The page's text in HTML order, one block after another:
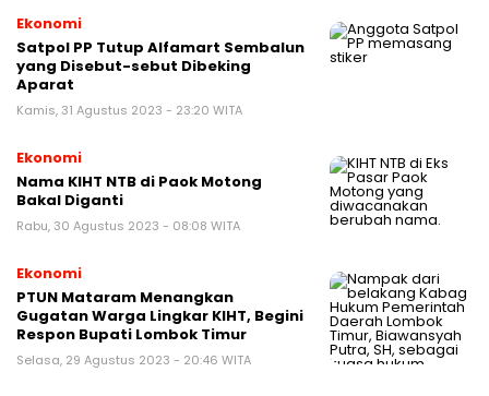
Ekonomi
Satpol PP Tutup Alfamart Sembalun
yang Disebut-sebut Dibeking
Aparat
Kamis, 31 Agustus 2023 - 23:20 WITA
Ekonomi
Nama KIHT NTB di Paok Motong
Bakal Diganti
Rabu, 30 Agustus 2023 - 08:08 WITA
Ekonomi
PTUN Mataram Menangkan
Gugatan Warga Lingkar KIHT, Begini
Respon Bupati Lombok Timur
Selasa, 29 Agustus 2023 - 20:46 WITA